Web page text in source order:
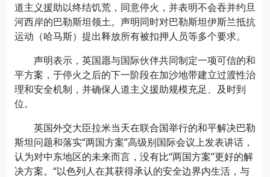
道主义援助以终结饥荒，同意停火，并表明不会吞并约旦
河西岸的巴勒斯坦领土。声明同时对巴勒斯坦伊斯兰抵抗
运动（哈马斯）提出释放所有被扣押人员等多个要求。
声明表示，英国愿与国际伙伴共同制定一项可信的和
平方案，于停火之后的下一阶段在加沙地带建立过渡性治
理和安全机制，并确保人道主义援助规模充足、及时到
位。
英国外交大臣拉米当天在联合国举行的和平解决巴勒
斯坦问题和落实“两国方案”高级别国际会议上发表讲话，
认为对中东地区的未来而言，没有比“两国方案”更好的解
决方案。“以色列人在其获得承认的安全边界内生活，与